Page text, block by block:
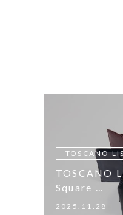
TOSCANO
TOSCANO
Square …
2025.11.28